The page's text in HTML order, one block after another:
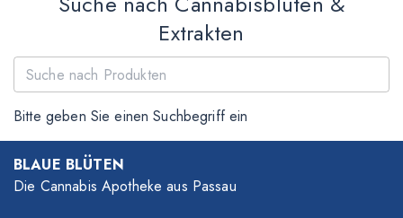
Extrakten
Bitte geben Sie einen Suchbegriff ein
BLAUE BLÜTEN
Die Cannabis Apotheke aus Passau